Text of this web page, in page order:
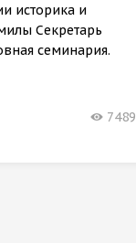
историка и
Секретарь
семинария.
7489